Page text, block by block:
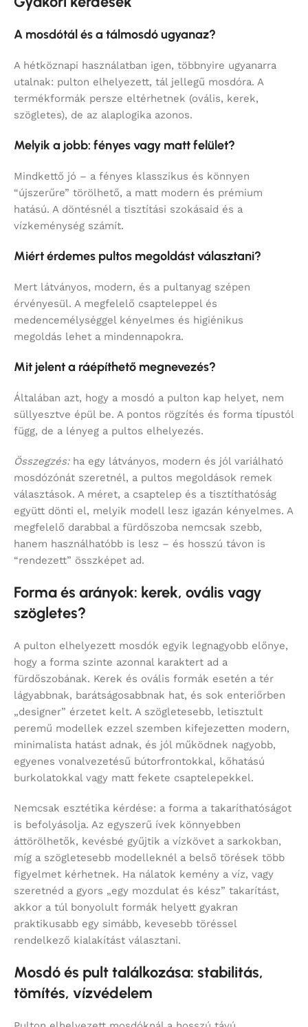
A mosdótál és a tálmosdó ugyanaz?
A hétköznapi használatban igen, többnyire ugyanarra
utalnak: pulton elhelyezett, tál jellegű mosdóra. A
termékformák persze eltérhetnek (ovális, kerek,
szögletes), de az alaplogika azonos.
Melyik a jobb: fényes vagy matt felület?
Mindkettő jó – a fényes klasszikus és könnyen
“újszerűre” törölhető, a matt modern és prémium
hatású. A döntésnél a tisztítási szokásaid és a
vízkeménység számít.
Miért érdemes pultos megoldást választani?
Mert látványos, modern, és a pultanyag szépen
érvényesül. A megfelelő csapteleppel és
medencemélységgel kényelmes és higiénikus
megoldás lehet a mindennapokra.
Mit jelent a ráépíthető megnevezés?
Általában azt, hogy a mosdó a pulton kap helyet, nem
süllyesztve épül be. A pontos rögzítés és forma típustól
függ, de a lényeg a pultos elhelyezés.
Összegzés:ha egy látványos, modern és jól variálható
mosdózónát szeretnél, a pultos megoldások remek
választások. A méret, a csaptelep és a tisztíthatóság
együtt dönti el, melyik modell lesz igazán kényelmes. A
megfelelő darabbal a fürdőszoba nemcsak szebb,
hanem használhatóbb is lesz – és hosszú távon is
“rendezett” összképet ad.
Forma és arányok: kerek, ovális vagy
szögletes?
A pulton elhelyezett mosdók egyik legnagyobb előnye,
hogy a forma szinte azonnal karaktert ad a
fürdőszobának. Kerek és ovális formák esetén a tér
lágyabbnak, barátságosabbnak hat, és sok enteriőrben
„designer” érzetet kelt. A szögletesebb, letisztult
peremű modellek ezzel szemben kifejezetten modern,
minimalista hatást adnak, és jól működnek nagyobb,
egyenes vonalvezetésű bútorfrontokkal, kőhatású
burkolatokkal vagy matt fekete csaptelepekkel.
Nemcsak esztétika kérdése: a forma a takaríthatóságot
is befolyásolja. Az egyszerű ívek könnyebben
áttörölhetők, kevésbé gyűjtik a vízkövet a sarkokban,
míg a szögletesebb modelleknél a belső törések több
figyelmet kérhetnek. Ha nálatok kemény a víz, vagy
szeretnéd a gyors „egy mozdulat és kész” takarítást,
akkor a túl bonyolult formák helyett gyakran
praktikusabb egy simább, kevesebb töréssel
rendelkező kialakítást választani.
Mosdó és pult találkozása: stabilitás,
tömítés, vízvédelem